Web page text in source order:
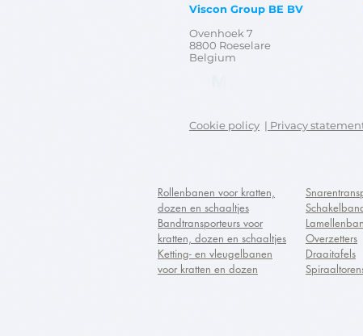
Viscon Group BE BV
Ovenhoek 7
8800 Roeselare
Belgium
Cookie policy | Privacy
Rollenbanen voor kratten,
dozen en schaaltjes
Bandtransporteurs voor
kratten, dozen en schaaltjes
Ketting- en vleugelbanen
voor kratten en dozen
Overzetters
Draaitafels